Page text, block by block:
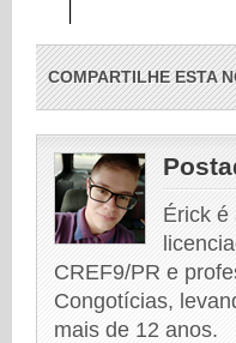
COMPARTILHE ESTA
Érick é
CREF9/PR e
Congotícias,
mais de 12 anos.